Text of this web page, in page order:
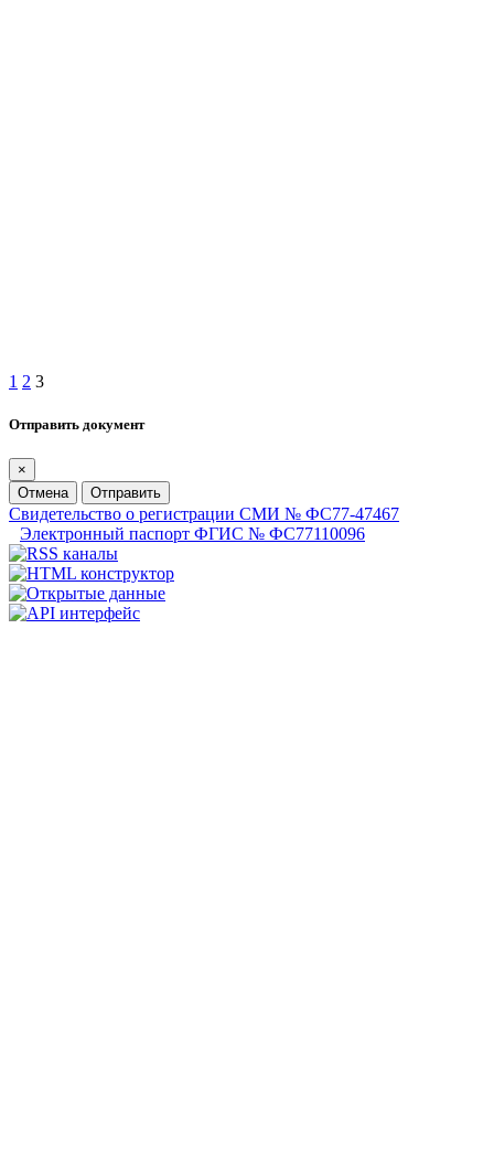
1 2 3
Отправить документ
×
Отмена
Отправить
Свидетельство о регистрации СМИ № ФС77-47467
Электронный паспорт ФГИС № ФС77110096